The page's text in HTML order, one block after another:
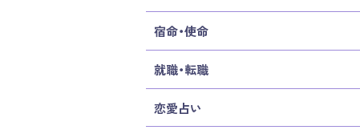
宿命・使命
就職・転職
恋愛占い